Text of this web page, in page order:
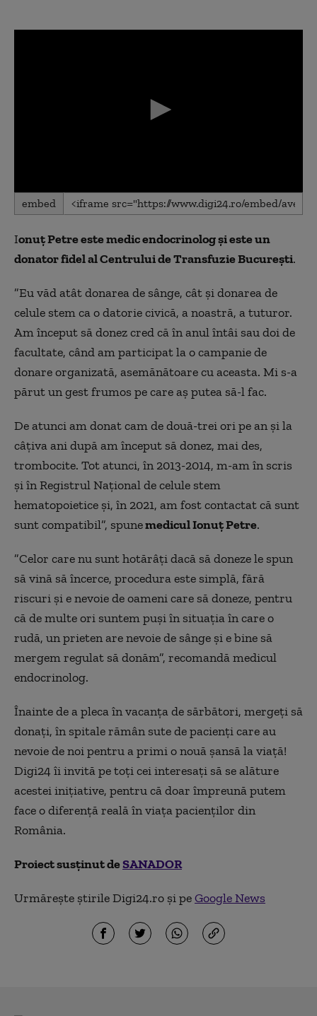
0
seconds
seconds
embed
Ionuț Petre este medic endocrinolog și este un
donator fidel al Centrului de Transfuzie București.
”Eu văd atât donarea de sânge, cât și donarea de
celule stem ca o datorie civică, a noastră, a tuturor.
Am început să donez cred că în anul întâi sau doi de
facultate, când am participat la o campanie de
donare organizată, asemănătoare cu aceasta. Mi s-a
părut un gest frumos pe care aș putea să-l fac.
De atunci am donat cam de două-trei ori pe an și la
câțiva ani după am început să donez, mai des,
trombocite. Tot atunci, în 2013-2014, m-am în scris
și în Registrul Național de celule stem
hematopoietice și, în 2021, am fost contactat că sunt
sunt compatibil”, spunemedicul Ionuț Petre.
”Celor care nu sunt hotărâți dacă să doneze le spun
să vină să încerce, procedura este simplă, fără
riscuri și e nevoie de oameni care să doneze, pentru
că de multe ori suntem puși în situația în care o
rudă, un prieten are nevoie de sânge și e bine să
mergem regulat să donăm”, recomandă medicul
endocrinolog.
Înainte de a pleca în vacanţa de sărbători, mergeţi să
donați, în spitale rămân sute de pacienţi care au
nevoie de noi pentru a primi o nouă șansă la viață!
Digi24 îi invită pe toți cei interesați să se alăture
acestei inițiative, pentru că doar împreună putem
face o diferență reală în viața pacienților din
România.
Proiect susținut deSANADOR
Urmărește știrile Digi24.ro și peGoogle News